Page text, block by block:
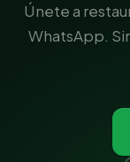
Únete a
WhatsApp.